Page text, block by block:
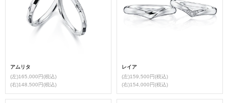
アムリタ
(左)165,000円(税込)
(右)148,500円(税込)
レイア
(左)159,500円(税込)
(右)154,000円(税込)